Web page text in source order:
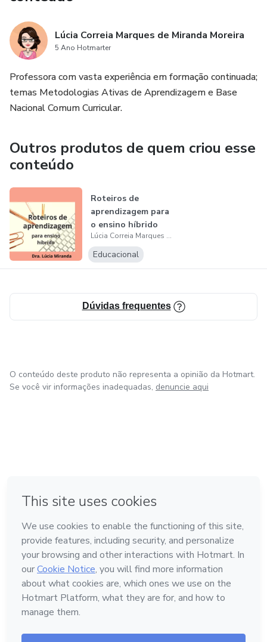
Lúcia Correia Marques de Miranda Moreira
5 Ano Hotmarter
Professora com vasta experiência em formação continuada;
temas Metodologias Ativas de Aprendizagem e Base
Nacional Comum Curricular.
Outros produtos de quem criou esse
conteúdo
Roteiros de
aprendizagem para
o ensino híbrido
Lúcia Correia Marques de Miranda Moreira
Educacional
Dúvidas frequentes
O conteúdo deste produto não representa a opinião da Hotmart.
Se você vir informações inadequadas, denuncie aqui
Feito com ❤ na Cidade do México
Conheça a Hotmart
Idioma
Português